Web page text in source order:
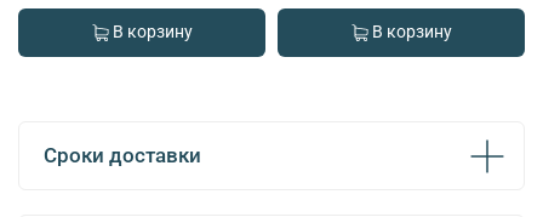
В корзину В корзину
Сроки доставки